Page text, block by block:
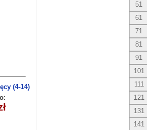
(4-14)
51
61
71
81
91
101
111
121
131
141